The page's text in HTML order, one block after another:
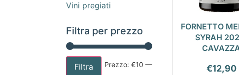
Vini pregiati
Filtra per prezzo
Filtra Prezzo:€10 —
FORNETTO
SYRAH
€12,90